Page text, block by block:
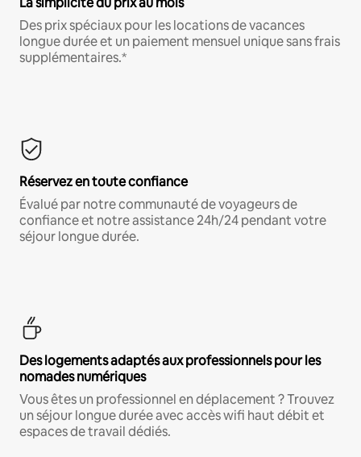
Des prix spéciaux pour les locations de vacances
longue durée et un paiement mensuel unique sans frais
supplémentaires.*
Réservez en toute confiance
Évalué par notre communauté de voyageurs de
confiance et notre assistance 24h/24 pendant votre
séjour longue durée.
Des logements adaptés aux professionnels pour les
nomades numériques
Vous êtes un professionnel en déplacement ? Trouvez
un séjour longue durée avec accès wifi haut débit et
espaces de travail dédiés.